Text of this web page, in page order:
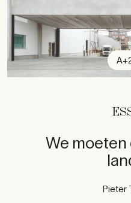
We moeten
Pieter